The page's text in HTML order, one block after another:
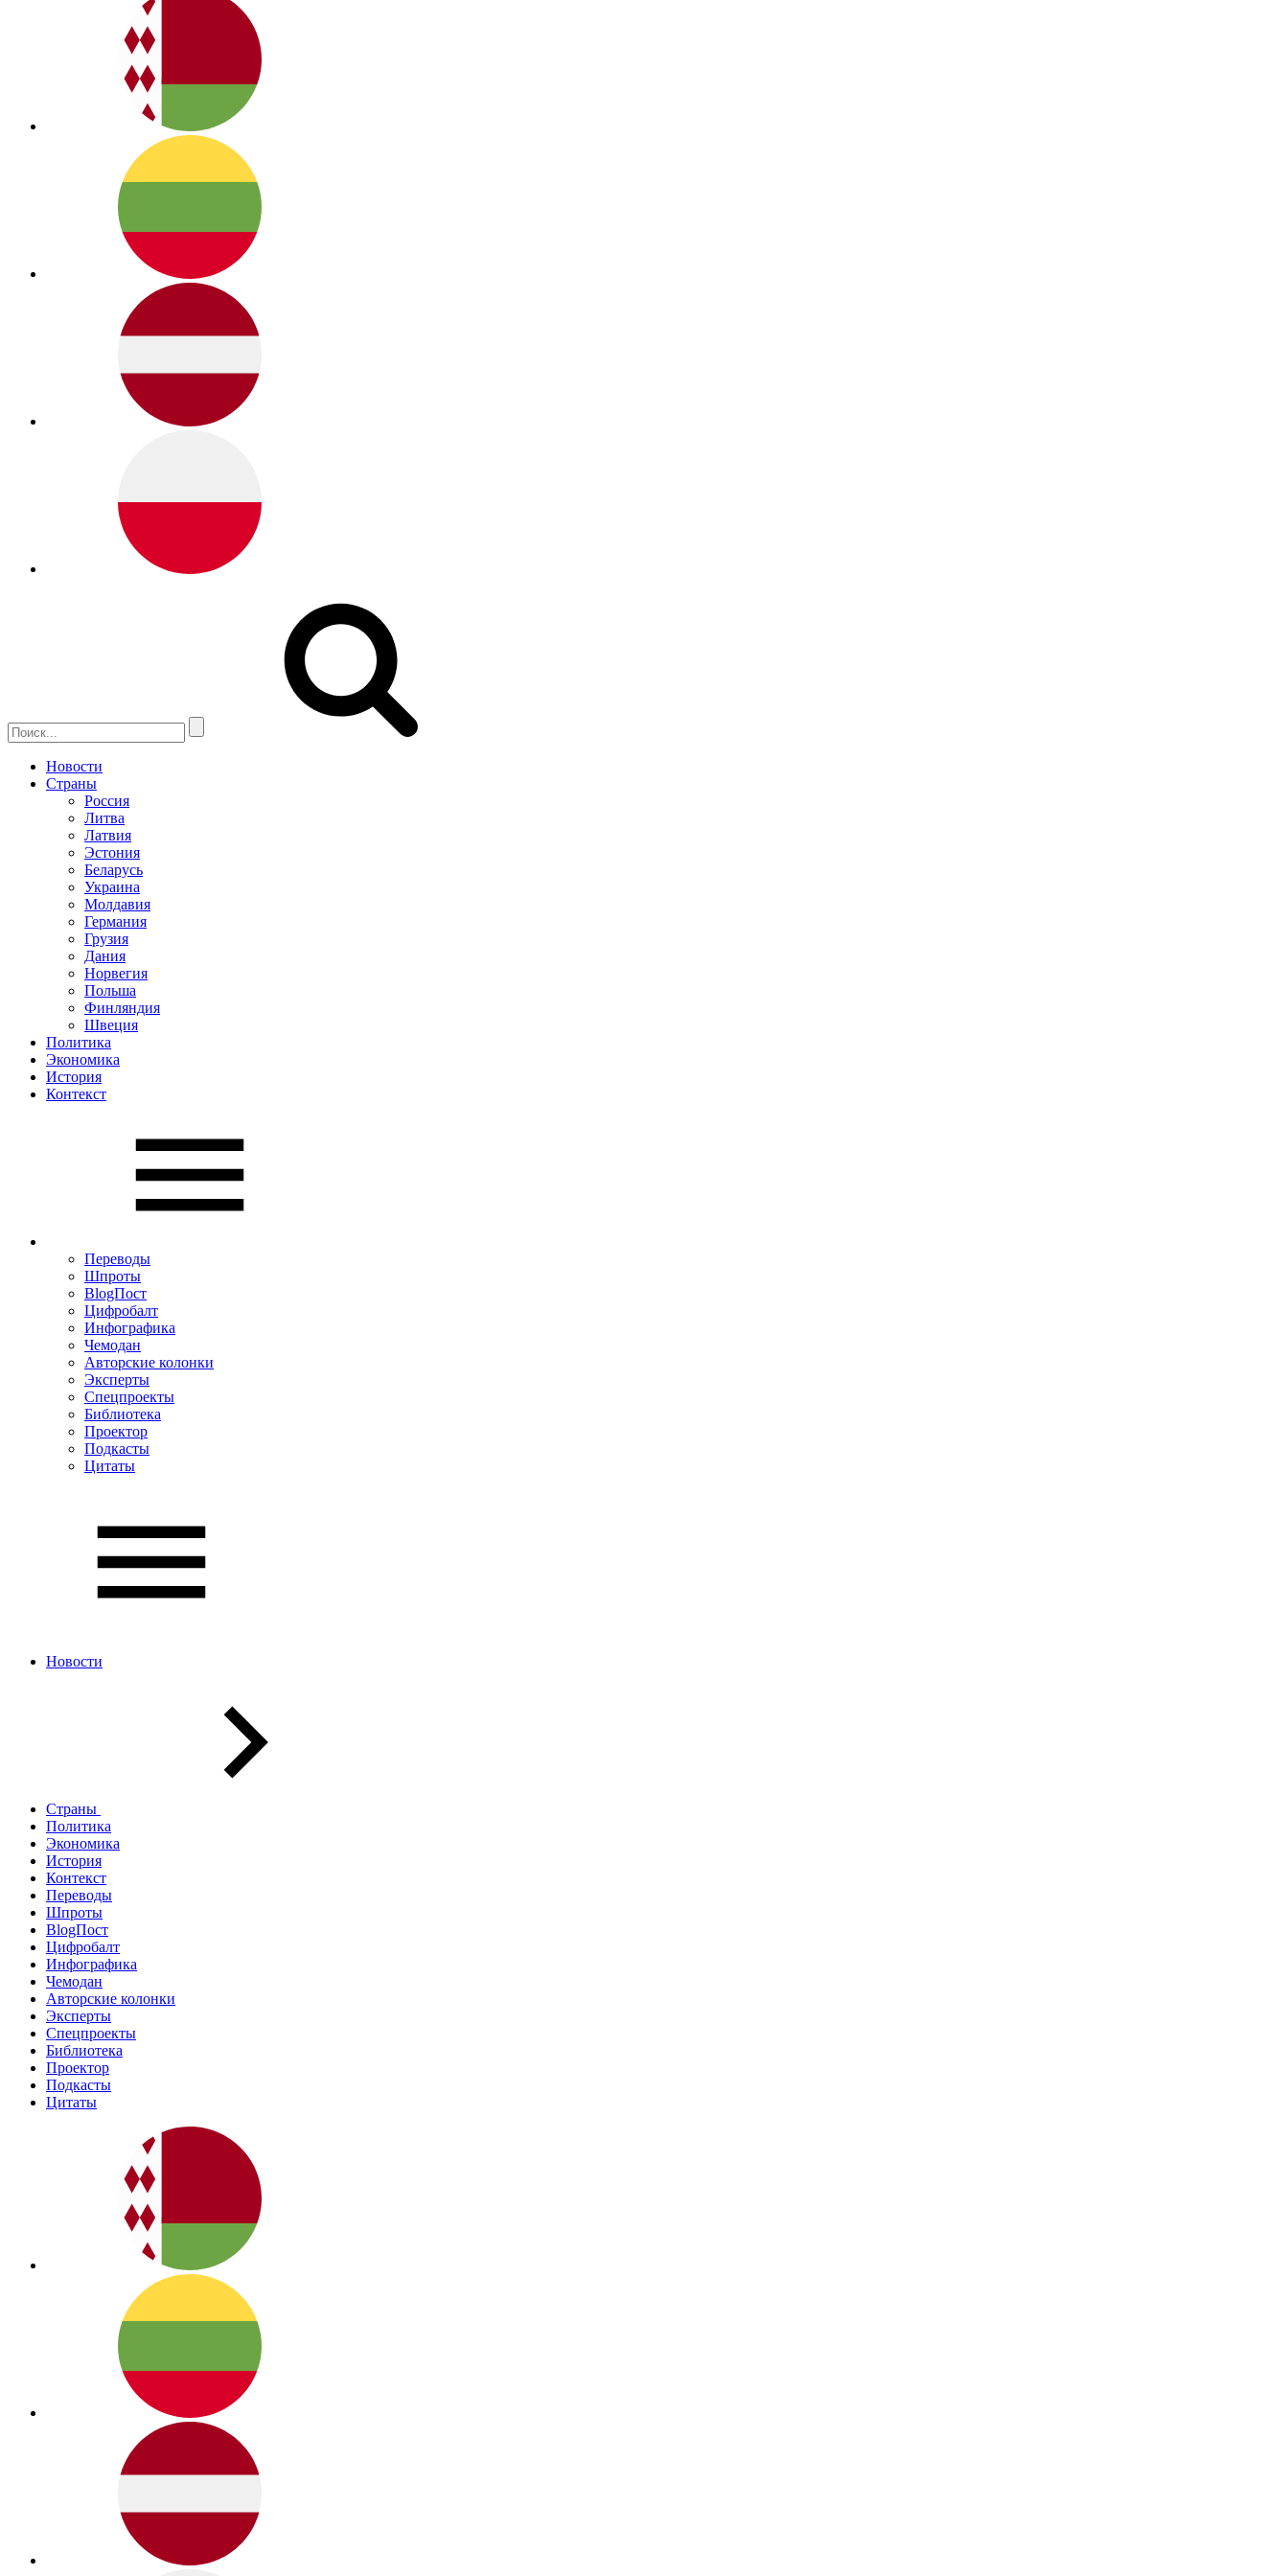
Новости
Страны
Россия
Литва
Латвия
Эстония
Беларусь
Украина
Молдавия
Германия
Грузия
Дания
Норвегия
Польша
Финляндия
Швеция
Политика
Экономика
История
Контекст
Переводы
Шпроты
BlogПост
Цифробалт
Инфографика
Чемодан
Авторские колонки
Эксперты
Спецпроекты
Библиотека
Проектор
Подкасты
Цитаты
Новости
Страны
Политика
Экономика
История
Контекст
Переводы
Шпроты
BlogПост
Цифробалт
Инфографика
Чемодан
Авторские колонки
Эксперты
Спецпроекты
Библиотека
Проектор
Подкасты
Цитаты